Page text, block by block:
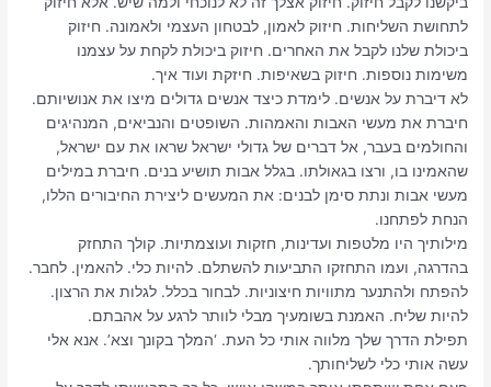
לתחושת השליחות. חיזוק לאמון, לבטחון העצמי ולאמונה. חיזוק
ביכולת שלנו לקבל את האחרים. חיזוק ביכולת לקחת על עצמנו
משימות נוספות. חיזוק בשאיפות. חיזקת ועוד איך.
לא דיברת על אנשים. לימדת כיצד אנשים גדולים מיצו את אנושיותם.
חיברת את מעשי האבות והאמהות. השופטים והנביאים, המנהיגים
והחולמים בעבר, אל דברים של גדולי ישראל שראו את עם ישראל,
שהאמינו בו, ורצו בגאולתו. בגלל אבות תושיע בנים. חיברת במילים
מעשי אבות ונתת סימן לבנים: את המעשים ליצירת החיבורים הללו,
הנחת לפתחנו.
מילותיך היו מלטפות ועדינות, חזקות ועוצמתיות. קולך התחזק
בהדרגה, ועמו התחזקו התביעות להשתלם. להיות כלי. להאמין. לחבר.
להפתח ולהתנער מתוויות חיצוניות. לבחור בכלל. לגלות את הרצון.
להיות שליח. האמנת בשומעיך מבלי לוותר לרגע על אהבתם.
תפילת הדרך שלך מלווה אותי כל העת. ‘המלך בקונך וצא’. אנא אלי
עשה אותי כלי לשליחותך.